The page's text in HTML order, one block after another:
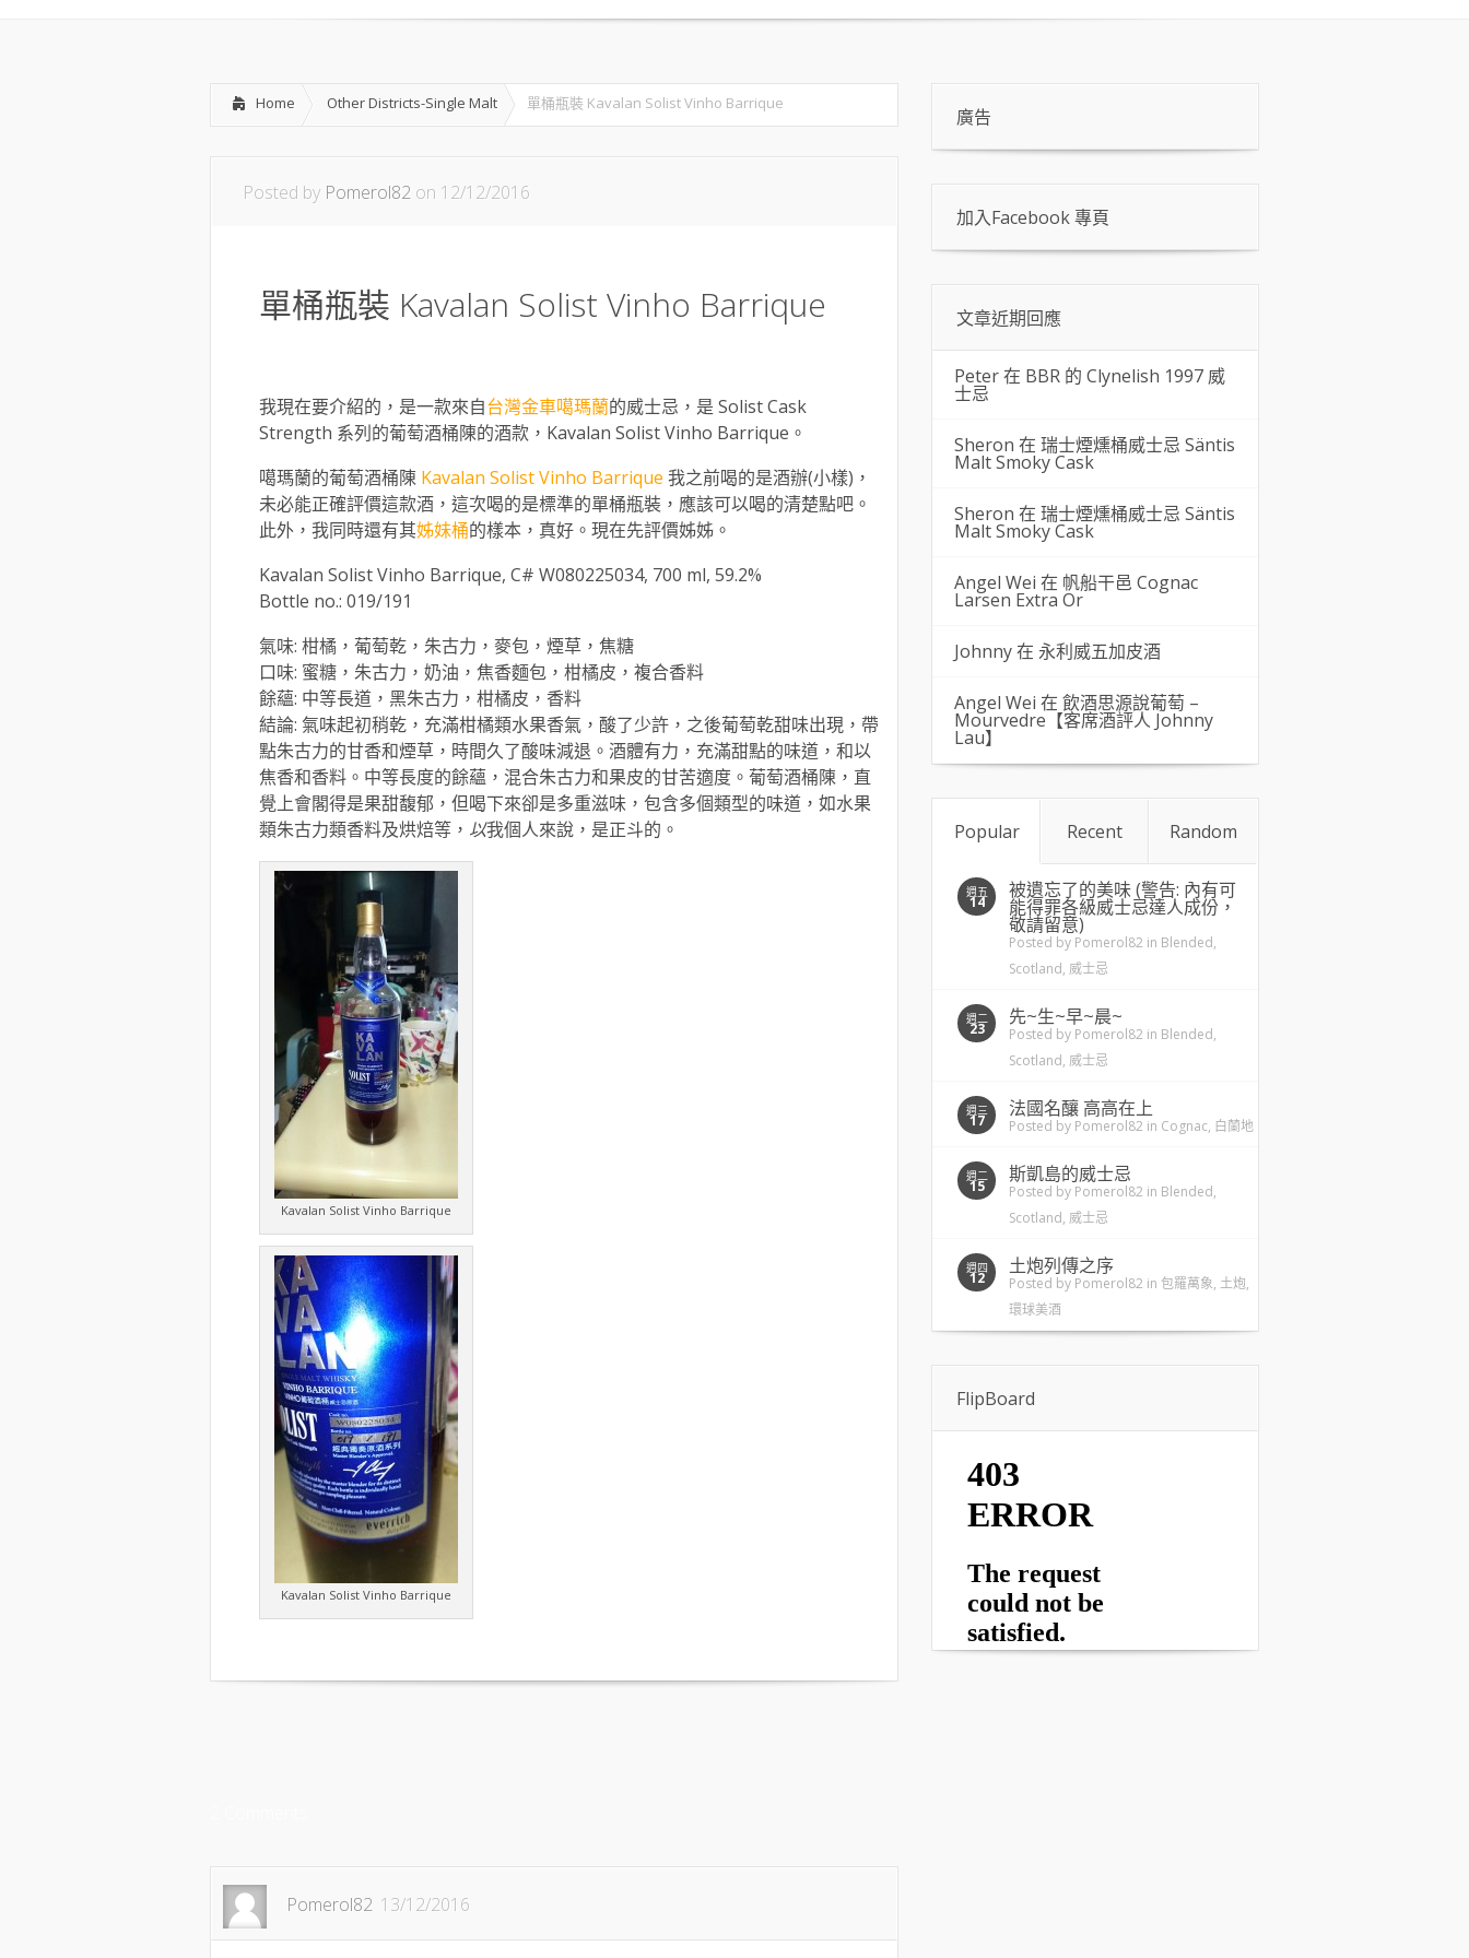
Home Other Districts-Single Malt 單桶瓶裝 Kavalan Solist Vinho Barrique
Posted by Pomerol82 on 12/12/2016
單桶瓶裝 Kavalan Solist Vinho Barrique
我現在要介紹的，是一款來自台灣金車噶瑪蘭的威士忌，是 Solist Cask
Strength 系列的葡萄酒桶陳的酒款，Kavalan Solist Vinho Barrique。
噶瑪蘭的葡萄酒桶陳 Kavalan Solist Vinho Barrique 我之前喝的是酒辦(小樣)，
未必能正確評價這款酒，這次喝的是標準的單桶瓶裝，應該可以喝的清楚點吧。
此外，我同時還有其姊妹桶的樣本，真好。現在先評價姊姊。
Kavalan Solist Vinho Barrique, C# W080225034, 700 ml, 59.2%
Bottle no.: 019/191
氣味: 柑橘，葡萄乾，朱古力，麥包，煙草，焦糖
口味: 蜜糖，朱古力，奶油，焦香麵包，柑橘皮，複合香料
餘蘊: 中等長道，黑朱古力，柑橘皮，香料
結論: 氣味起初稍乾，充滿柑橘類水果香氣，酸了少許，之後葡萄乾甜味出現，帶
點朱古力的甘香和煙草，時間久了酸味減退。酒體有力，充滿甜點的味道，和以
焦香和香料。中等長度的餘蘊，混合朱古力和果皮的甘苦適度。葡萄酒桶陳，直
覺上會閣得是果甜馥郁，但喝下來卻是多重滋味，包含多個類型的味道，如水果
類朱古力類香料及烘焙等， 以我個人來說，是正斗的。
Kavalan Solist Vinho Barrique
Kavalan Solist Vinho Barrique
Pomerol82 13/12/2016
廣告
加入Facebook 專頁
文章近期回應
Peter 在 BBR 的 Clynelish 1997 威
士忌
Sheron 在 瑞士煙燻桶威士忌 Säntis
Malt Smoky Cask
Sheron 在 瑞士煙燻桶威士忌 Säntis
Malt Smoky Cask
Angel Wei 在 帆船干邑 Cognac
Larsen Extra Or
Johnny 在 永利威五加皮酒
Angel Wei 在 飲酒思源說葡萄 –
Mourvedre【客席酒評人 Johnny
Lau】
Popular Recent Random
週五
14
被遺忘了的美味 (警告: 內有可
能得罪各級威士忌達人成份，
敬請留意)
Posted by Pomerol82 in Blended,
Scotland, 威士忌
週二
23
先~生~早~晨~
Posted by Pomerol82 in Blended,
Scotland, 威士忌
週三
17
法國名釀 高高在上
Posted by Pomerol82 in Cognac, 白蘭地
週二
15
斯凱島的威士忌
Posted by Pomerol82 in Blended,
Scotland, 威士忌
週四
12
土炮列傳之序
Posted by Pomerol82 in 包羅萬象, 土炮,
環球美酒
FlipBoard